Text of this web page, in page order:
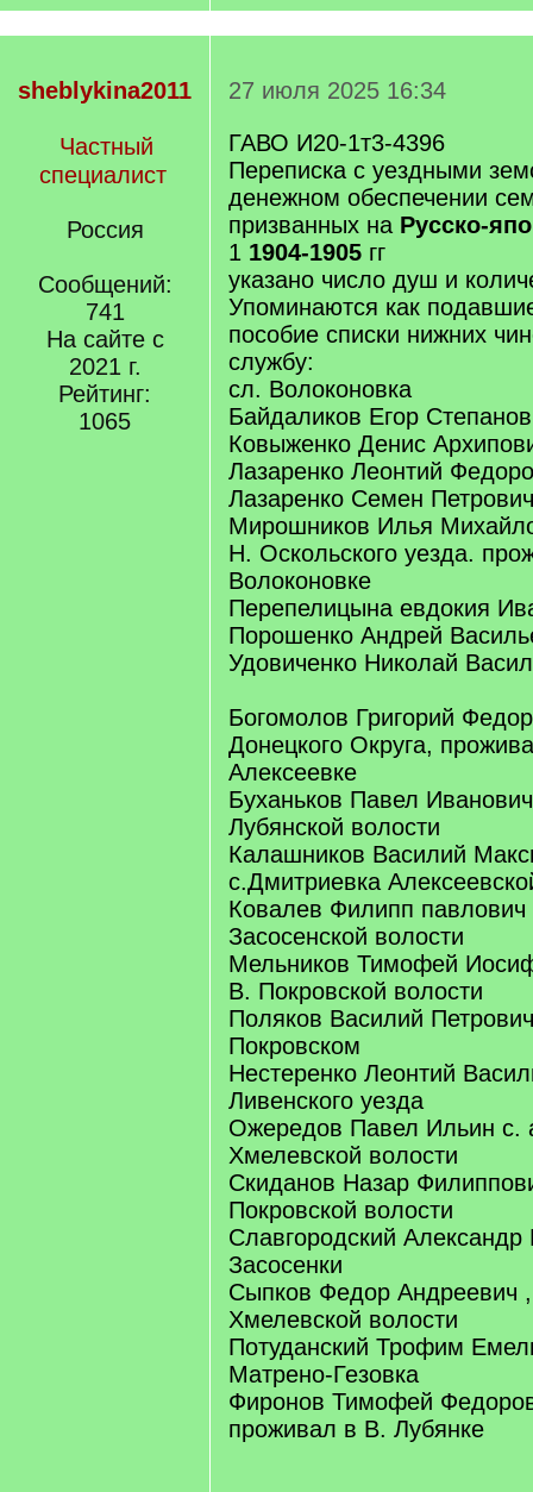
sheblykina2011
Частный
специалист
Россия
Сообщений:
741
На сайте с
2021 г.
Рейтинг:
1065
27 июля 2025 16:34
ГАВО И20-1т3-4396
Переписка с уездными
денежном обеспечении
призванных на Русско-
1 1904-1905 гг
указано число душ и
Упоминаются как
пособие списки нижних
службу:
сл. Волоконовка
Байдаликов Егор
Ковыженко Денис
Лазаренко Леонтий
Лазаренко Семен Петрович
Мирошников Илья
Н. Оскольского уезда.
Волоконовке
Перепелицына евдокия
Порошенко Андрей
Удовиченко Николай
Богомолов Григорий
Донецкого Округа,
Алексеевке
Буханьков Павел
Лубянской волости
Калашников Василий
с.Дмитриевка
Ковалев Филипп павлович
Засосенской волости
Мельников Тимофей
В. Покровской волости
Поляков Василий
Покровском
Нестеренко Леонтий
Ливенского уезда
Ожередов Павел Ильин с.
Хмелевской волости
Скиданов Назар
Покровской волости
Славгородский
Засосенки
Сыпков Федор Андреевич
Хмелевской волости
Потуданский Трофим
Матрено-Гезовка
Фиронов Тимофей
проживал в В. Лубянке